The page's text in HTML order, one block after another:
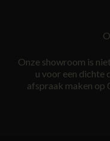
Onze showroom is
u voor een dichte
afspraak maken op